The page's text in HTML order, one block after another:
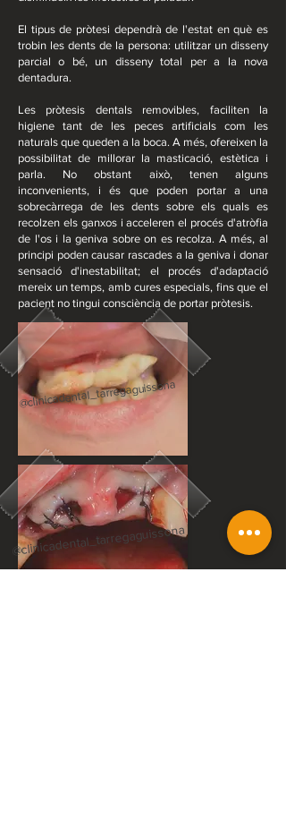
El tipus de pròtesi dependrà de l'estat en què es
trobin les dents de la persona: utilitzar un disseny
parcial o bé, un disseny total per a la nova
dentadura.
Les pròtesis dentals removibles, faciliten la
higiene tant de les peces artificials com les
naturals que queden a la boca. A més, ofereixen la
possibilitat de millorar la masticació, estètica i
parla. No obstant això, tenen alguns
inconvenients, i és que poden portar a una
sobrecàrrega de les dents sobre els quals es
recolzen els ganxos i acceleren el procés d'atròfia
de l'os i la geniva sobre on es recolza. A més, al
principi poden causar rascades a la geniva i donar
sensació d'inestabilitat; el procés d'adaptació
mereix un temps, amb cures especials, fins que el
pacient no tingui consciència de portar pròtesis.
@clinicadental_tarregaguissona
@clinicadental_tarregaguissona